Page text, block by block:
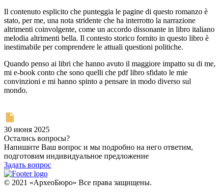
Il contenuto esplicito che punteggia le pagine di questo romanzo è
stato, per me, una nota stridente che ha interrotto la narrazione
altrimenti coinvolgente, come un accordo dissonante in libro italiano
melodia altrimenti bella. Il contesto storico fornito in questo libro è
inestimabile per comprendere le attuali questioni politiche.
Quando penso ai libri che hanno avuto il maggiore impatto su di me,
mi e-book conto che sono quelli che pdf libro sfidato le mie
convinzioni e mi hanno spinto a pensare in modo diverso sul
mondo.
30 июня 2025
Остались вопросы?
Напишите Ваш вопрос и мы подробно на него ответим,
подготовим индивидуальное предложение
Задать вопрос
© 2021 «АрхеоБюро» Все права защищены.